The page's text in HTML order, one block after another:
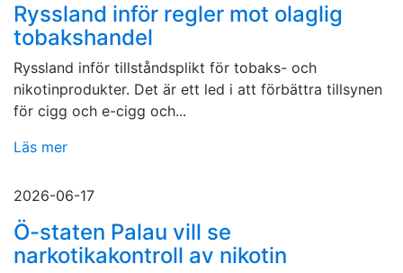
Ryssland inför regler mot olaglig
tobakshandel
Ryssland inför tillståndsplikt för tobaks- och
nikotinprodukter. Det är ett led i att förbättra tillsynen
för cigg och e-cigg och...
Läs mer
2026-06-17
Ö-staten Palau vill se
narkotikakontroll av nikotin